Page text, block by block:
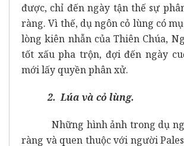
được, chỉ đến ngày tận thế sự
ràng. Vì thế, dụ ngôn cỏ lùng có
lòng kiên nhẫn của Thiên Chúa,
tốt xấu pha trộn, đợi đến ngày
mới lấy quyền phân xử.
2. Lúa và cỏ lùng.
Những hình ảnh trong dụ
ràng và quen thuộc với người